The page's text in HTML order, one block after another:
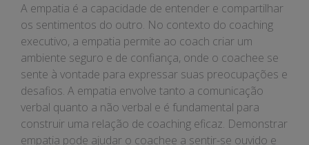
A empatia é a capacidade de entender e compartilhar
os sentimentos do outro. No contexto do coaching
executivo, a empatia permite ao coach criar um
ambiente seguro e de confiança, onde o coachee se
sente à vontade para expressar suas preocupações e
desafios. A empatia envolve tanto a comunicação
verbal quanto a não verbal e é fundamental para
construir uma relação de coaching eficaz. Demonstrar
empatia pode ajudar o coachee a sentir-se ouvido e